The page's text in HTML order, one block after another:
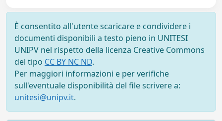
È consentito all'utente scaricare e condividere i
documenti disponibili a testo pieno in UNITESI
UNIPV nel rispetto della licenza Creative Commons
del tipo CC BY NC ND.
Per maggiori informazioni e per verifiche
sull'eventuale disponibilità del file scrivere a:
unitesi@unipv.it.